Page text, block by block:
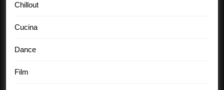
Chillout
Cucina
Dance
Film